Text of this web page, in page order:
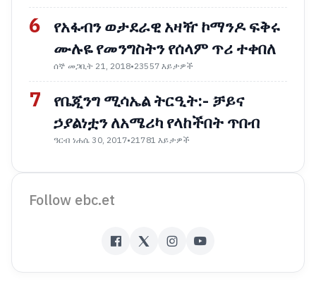
6
የአፋብን ወታደራዊ አዛዥ ኮማንዶ ፍቅሩ
ሙሉዬ የመንግስትን የሰላም ጥሪ ተቀበለ
ሰኞ መጋቢት 21, 2018•23557 እይታዎች
7
የቤጂንግ ሚሳኤል ትርዒት:- ቻይና
ኃያልነቷን ለአሜሪካ የላከችበት ጥበብ
ዓርብ ነሐሴ 30, 2017•21781 እይታዎች
Follow ebc.et